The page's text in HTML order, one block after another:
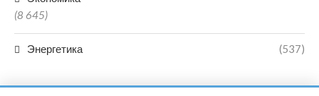
(8 645)
Энергетика (537)